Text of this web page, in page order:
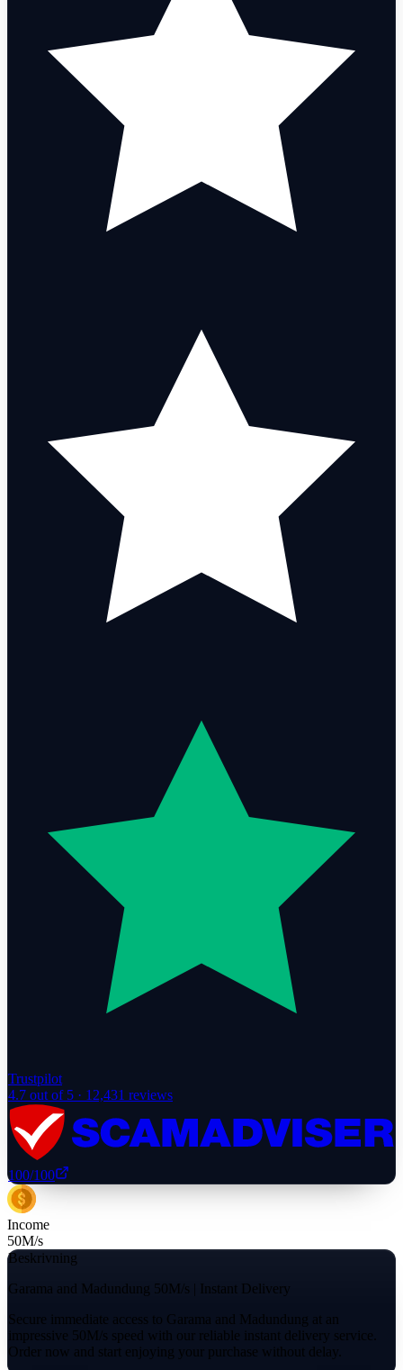
Trustpilot
4.7 out of 5 · 12,431 reviews
100/100
Income
50M/s
Beskrivning
Garama and Madundung 50M/s | Instant Delivery
Secure immediate access to Garama and Madundung at an
impressive 50M/s speed with our reliable instant delivery service.
Order now and start enjoying your purchase without delay.